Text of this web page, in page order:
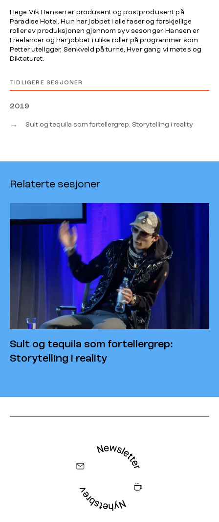
Hege Vik Hansen er produsent og postprodusent på
Paradise Hotel
. Hun har jobbet i alle faser og forskjellige
roller av produksjonen gjennom syv sesonger. Hansen er
Freelancer og har jobbet i ulike roller på programmer som
Petter uteligger, Senkveld på turné, Hver gang vi møtes og
Diktaturet.
TIDLIGERE SESJONER
2019
→ Sult og tequila som fortellergrep: Storytelling i reality
Relaterte sesjoner
Sult og tequila som fortellergrep:
Storytelling i reality